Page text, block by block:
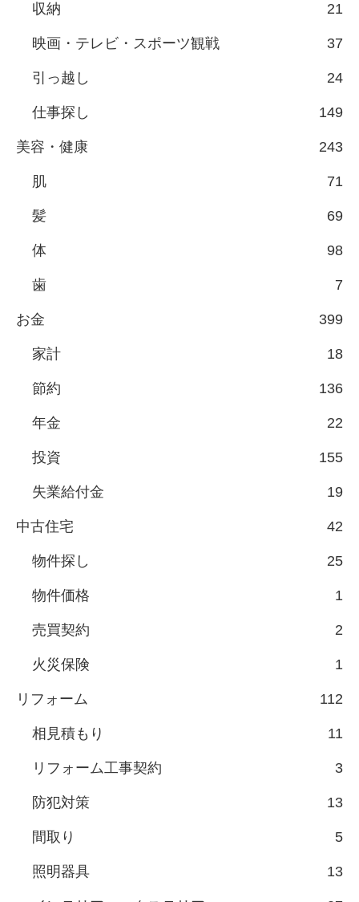
収納 21
映画・テレビ・スポーツ観戦 37
引っ越し 24
仕事探し 149
美容・健康 243
肌 71
髪 69
体 98
歯 7
お金 399
家計 18
節約 136
年金 22
投資 155
失業給付金 19
中古住宅 42
物件探し 25
物件価格 1
売買契約 2
火災保険 1
リフォーム 112
相見積もり 11
リフォーム工事契約 3
防犯対策 13
間取り 5
照明器具 13